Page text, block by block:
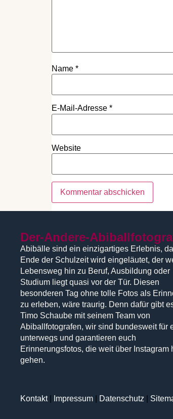
Name *
E-Mail-Adresse *
Website
Der-Andere-
Abibälle sind ein einzigartiges Erlebnis,
Ende der Schulzeit wird eingeläutet, der
Lebensweg hin zu Beruf, Ausbildung oder
Studium liegt quasi vor der Tür. Diesen
besonderen Tag ohne tolle Fotos als
zu erleben, wäre traurig. Denn dafür gibt
Timo Schaube mit seinem Team von
Abiballfotografen, wir sind bundesweit für
unterwegs und garantieren euch
Erinnerungsfotos, die weit über Instagram
gehen.
Kontakt| Impressum Datenschutz